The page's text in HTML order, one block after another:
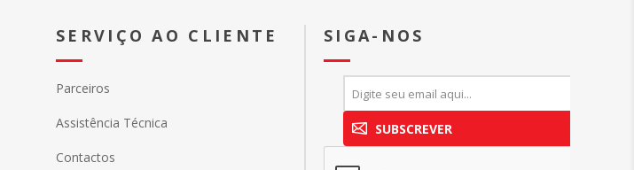
SERVIÇO AO CLIENTE
Parceiros
Assistência Técnica
Contactos
SIGA-NOS
SUBSCREVER